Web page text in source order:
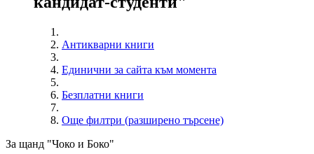
Антикварни книги
Единични за сайта към момента
Безплатни книги
Още филтри (разширено търсене)
За щанд "Чоко и Боко"